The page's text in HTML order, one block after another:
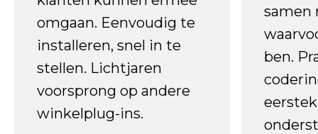
omgaan. Eenvoudig te
installeren, snel in te
stellen. Lichtjaren
voorsprong op andere
winkelplug-ins.
samen
ben.